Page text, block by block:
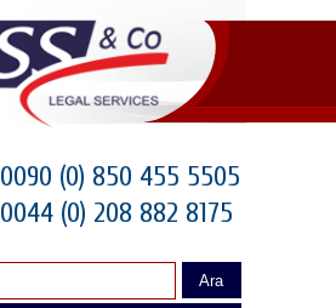
0090 (0) 850 455 5505
0044 (0) 208 882 8175
Ara